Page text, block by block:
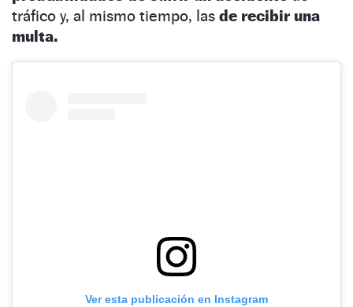
tráfico y, al mismo tiempo, las de recibir una
multa.
Ver esta publicación en Instagram